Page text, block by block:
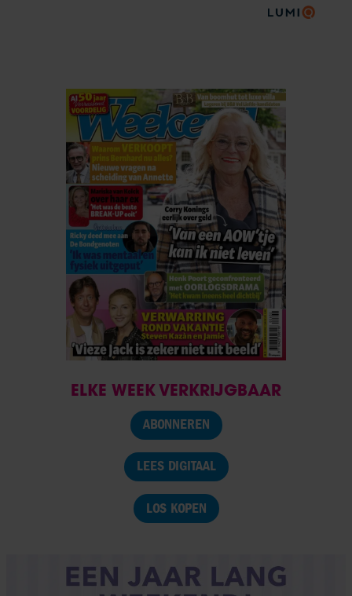
ELKE WEEK VERKRIJGBAAR
ABONNEREN
LEES DIGITAAL
LOS KOPEN